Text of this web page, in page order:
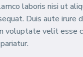
laboris nisi ut
Duis aute irure
voluptate velit esse